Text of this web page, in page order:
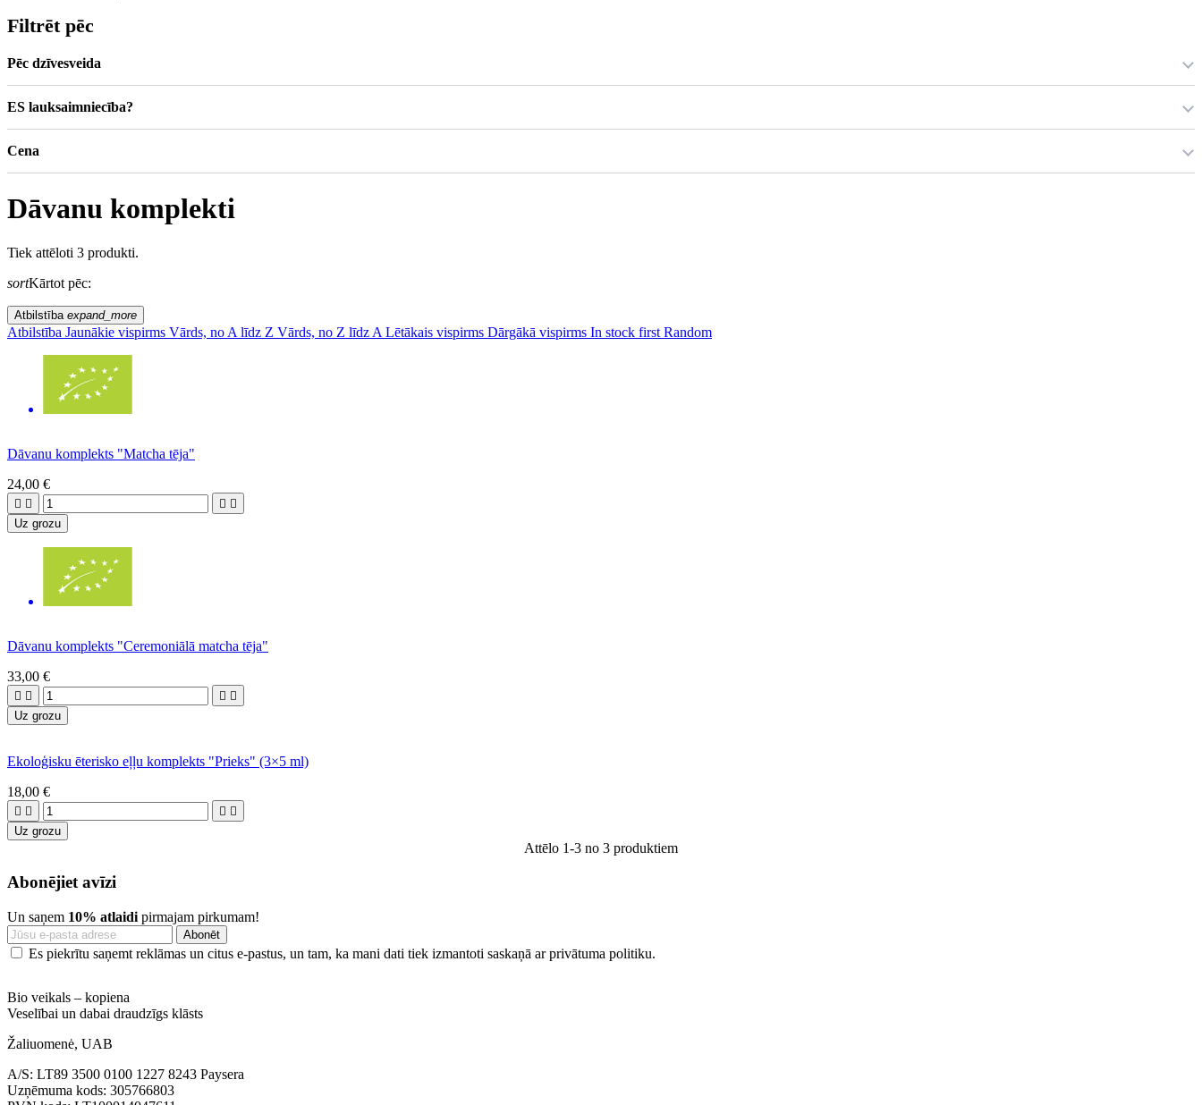
Filtrēt pēc
Pēc dzīvesveida
ES lauksaimniecība?
Cena
Dāvanu komplekti
Tiek attēloti 3 produkti.
sortKārtot pēc:
Atbilstība expand_more
Atbilstība Jaunākie vispirms Vārds, no A līdz Z Vārds, no Z līdz A Lētākais vispirms Dārgākā vispirms In stock first Random
Dāvanu komplekts "Matcha tēja"
24,00 €
   
Uz grozu
Dāvanu komplekts "Ceremoniālā matcha tēja"
33,00 €
   
Uz grozu
Ekoloģisku ēterisko eļļu komplekts "Prieks" (3×5 ml)
18,00 €
   
Uz grozu
Attēlo 1-3 no 3 produktiem
Abonējiet avīzi
Un saņem 10% atlaidi pirmajam pirkumam!
Es piekrītu saņemt reklāmas un citus e-pastus, un tam, ka mani dati tiek izmantoti saskaņā ar privātuma politiku.
Bio veikals – kopiena
Veselībai un dabai draudzīgs klāsts
Žaliuomenė, UAB
A/S: LT89 3500 0100 1227 8243 Paysera
Uzņēmuma kods: 305766803